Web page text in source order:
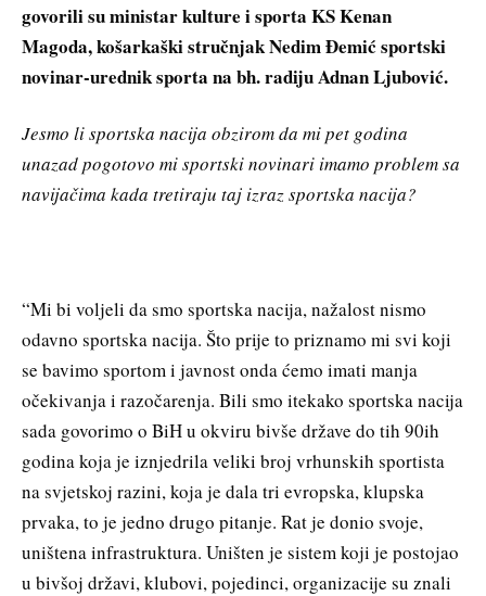
govorili su ministar kulture i sporta KS Kenan
Magoda, košarkaški stručnjak Nedim Đemić sportski
novinar-urednik sporta na bh. radiju Adnan Ljubović.
Jesmo li sportska nacija obzirom da mi pet godina
unazad pogotovo mi sportski novinari imamo problem sa
navijačima kada tretiraju taj izraz sportska nacija?
“Mi bi voljeli da smo sportska nacija, nažalost nismo
odavno sportska nacija. Što prije to priznamo mi svi koji
se bavimo sportom i javnost onda ćemo imati manja
očekivanja i razočarenja. Bili smo itekako sportska nacija
sada govorimo o BiH u okviru bivše države do tih 90ih
godina koja je iznjedrila veliki broj vrhunskih sportista
na svjetskoj razini, koja je dala tri evropska, klupska
prvaka, to je jedno drugo pitanje. Rat je donio svoje,
uništena infrastruktura. Uništen je sistem koji je postojao
u bivšoj državi, klubovi, pojedinci, organizacije su znali